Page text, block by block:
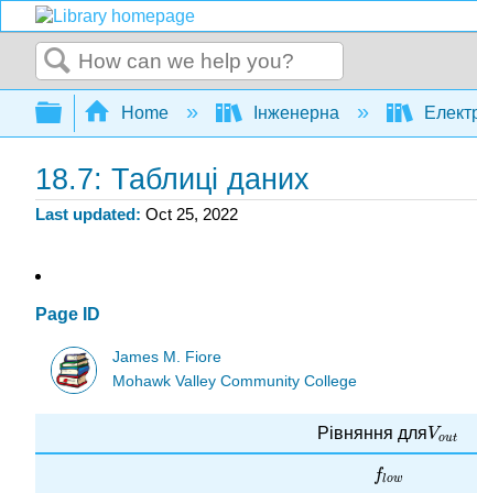
Search
Expand/collapse global hierarchy
Home Інженерна
18.7: Таблиці даних
Last updated Oct 25, 2022
Page ID
James M. Fiore
Mohawk Valley Community College
Рівняння дляVout
Vou
flow
flow